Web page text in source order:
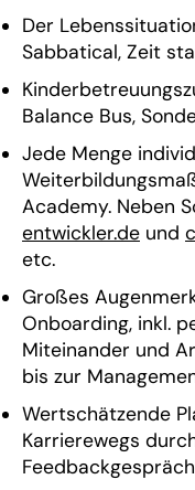
Der
Sabbatical, Zeit
Balance Bus,
Jede Menge
Academy. Neben
entwickler.de und
etc.
Großes
Onboarding, inkl.
Miteinander und
bis zur
Wertschätzende
Karrierewegs